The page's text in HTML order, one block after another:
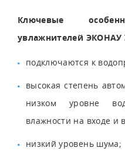
Ключевые
увлажнителей ЭКОНАУ
подключаются к
высокая степень
низком уровне
влажности на входе и
низкий уровень шума;